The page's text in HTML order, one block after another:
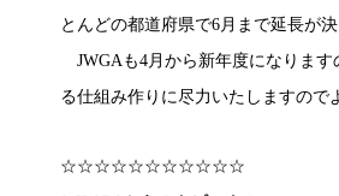
とんどの都道府県で6月まで延長が
JWGAも4月から新年度になりま
る仕組み作りに尽力いたしますので
☆☆☆☆☆☆☆☆☆☆☆